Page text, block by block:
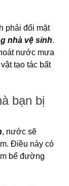
phải đối mặt
nhà vệ sinh.
nước mưa
tạo tác bất
bạn bị
, nước sẽ
Điều này có
bể đường